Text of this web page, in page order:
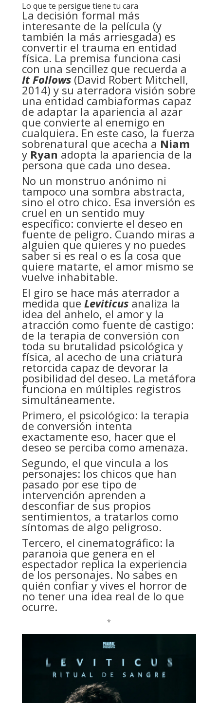
Lo que te persigue tiene tu cara
La decisión formal más
interesante de la película (y
también la más arriesgada) es
convertir el trauma en entidad
física. La premisa funciona casi
con una sencillez que recuerda a
It Follows (David Robert Mitchell,
2014) y su aterradora visión sobre
una entidad cambiaformas capaz
de adaptar la apariencia al azar
que convierte al enemigo en
cualquiera. En este caso, la fuerza
sobrenatural que acecha a Niam
y Ryan adopta la apariencia de la
persona que cada uno desea.
No un monstruo anónimo ni
tampoco una sombra abstracta,
sino el otro chico. Esa inversión es
cruel en un sentido muy
específico: convierte el deseo en
fuente de peligro. Cuando miras a
alguien que quieres y no puedes
saber si es real o es la cosa que
quiere matarte, el amor mismo se
vuelve inhabitable.
El giro se hace más aterrador a
medida que Leviticusanaliza la
idea del anhelo, el amor y la
atracción como fuente de castigo:
de la terapia de conversión con
toda su brutalidad psicológica y
física, al acecho de una criatura
retorcida capaz de devorar la
posibilidad del deseo. La metáfora
funciona en múltiples registros
simultáneamente.
Primero, el psicológico: la terapia
de conversión intenta
exactamente eso, hacer que el
deseo se perciba como amenaza.
Segundo, el que vincula a los
personajes: los chicos que han
pasado por ese tipo de
intervención aprenden a
desconfiar de sus propios
sentimientos, a tratarlos como
síntomas de algo peligroso.
Tercero, el cinematográfico: la
paranoia que genera en el
espectador replica la experiencia
de los personajes. No sabes en
quién confiar y vives el horror de
no tener una idea real de lo que
ocurre.
*